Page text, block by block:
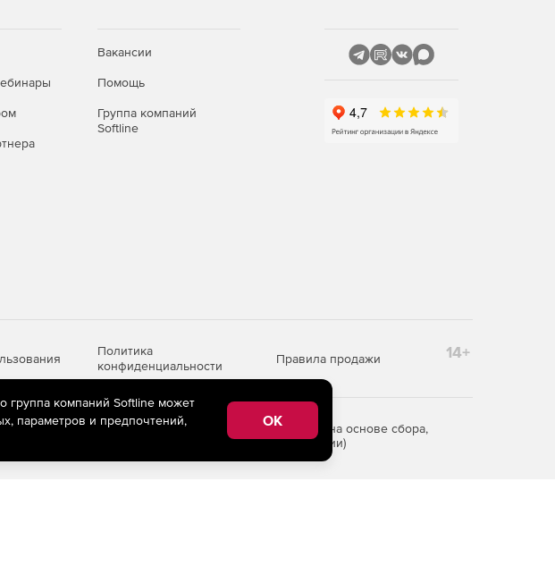
Вакансии
Помощь
Группа компаний
Softline
Политика
конфиденциальности
Правила продажи 14+
технологии предоставления информации на основе сбора,
находящихся на территории Российской Федерации)
группа компаний Softline может
параметров и предпочтений,
OK